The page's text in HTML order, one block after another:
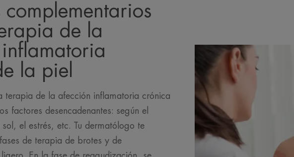
complementarios
de la
la piel
terapia de la afección inflamatoria crónica
factores desencadenantes: según el
el estrés, etc. Tu dermatólogo te
de terapia de brotes y de